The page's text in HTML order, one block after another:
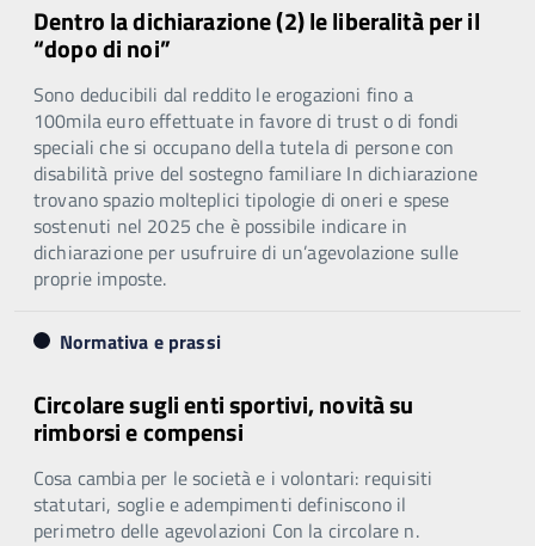
Dentro la dichiarazione (2) le liberalità per il
“dopo di noi”
Sono deducibili dal reddito le erogazioni fino a
100mila euro effettuate in favore di trust o di fondi
speciali che si occupano della tutela di persone con
disabilità prive del sostegno familiare In dichiarazione
trovano spazio molteplici tipologie di oneri e spese
sostenuti nel 2025 che è possibile indicare in
dichiarazione per usufruire di un’agevolazione sulle
proprie imposte.
Normativa e prassi
Circolare sugli enti sportivi, novità su
rimborsi e compensi
Cosa cambia per le società e i volontari: requisiti
statutari, soglie e adempimenti definiscono il
perimetro delle agevolazioni Con la circolare n.